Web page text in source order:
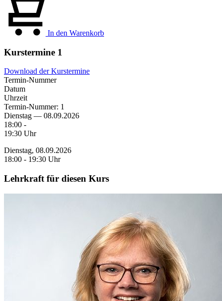
In den Warenkorb
Kurstermine 1
Download der Kurstermine
Termin-Nummer
Datum
Uhrzeit
Termin-Nummer: 1
Dienstag — 08.09.2026
18:00 -
19:30 Uhr
Dienstag, 08.09.2026
18:00 - 19:30 Uhr
Lehrkraft für diesen Kurs